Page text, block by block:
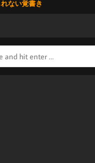
ない覚書き